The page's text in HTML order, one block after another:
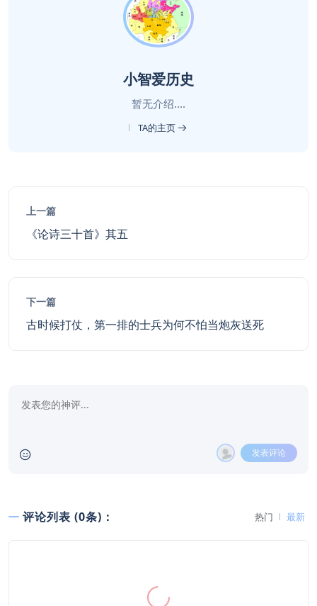
小智爱历史
暂无介绍....
TA的主页
上一篇
《论诗三十首》其五
下一篇
古时候打仗，第一排的士兵为何不怕当炮灰送死
发表评论
评论列表 (0条)： 热门 最新